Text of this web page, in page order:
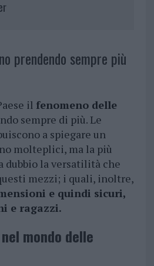
prendendo sempre più
il fenomeno delle
sempre di più. Le
a spiegare un
molteplici, ma la più
dubbio la versatilità che
mezzi; i quali, inoltre,
e quindi sicuri,
e ragazzi.
mondo delle